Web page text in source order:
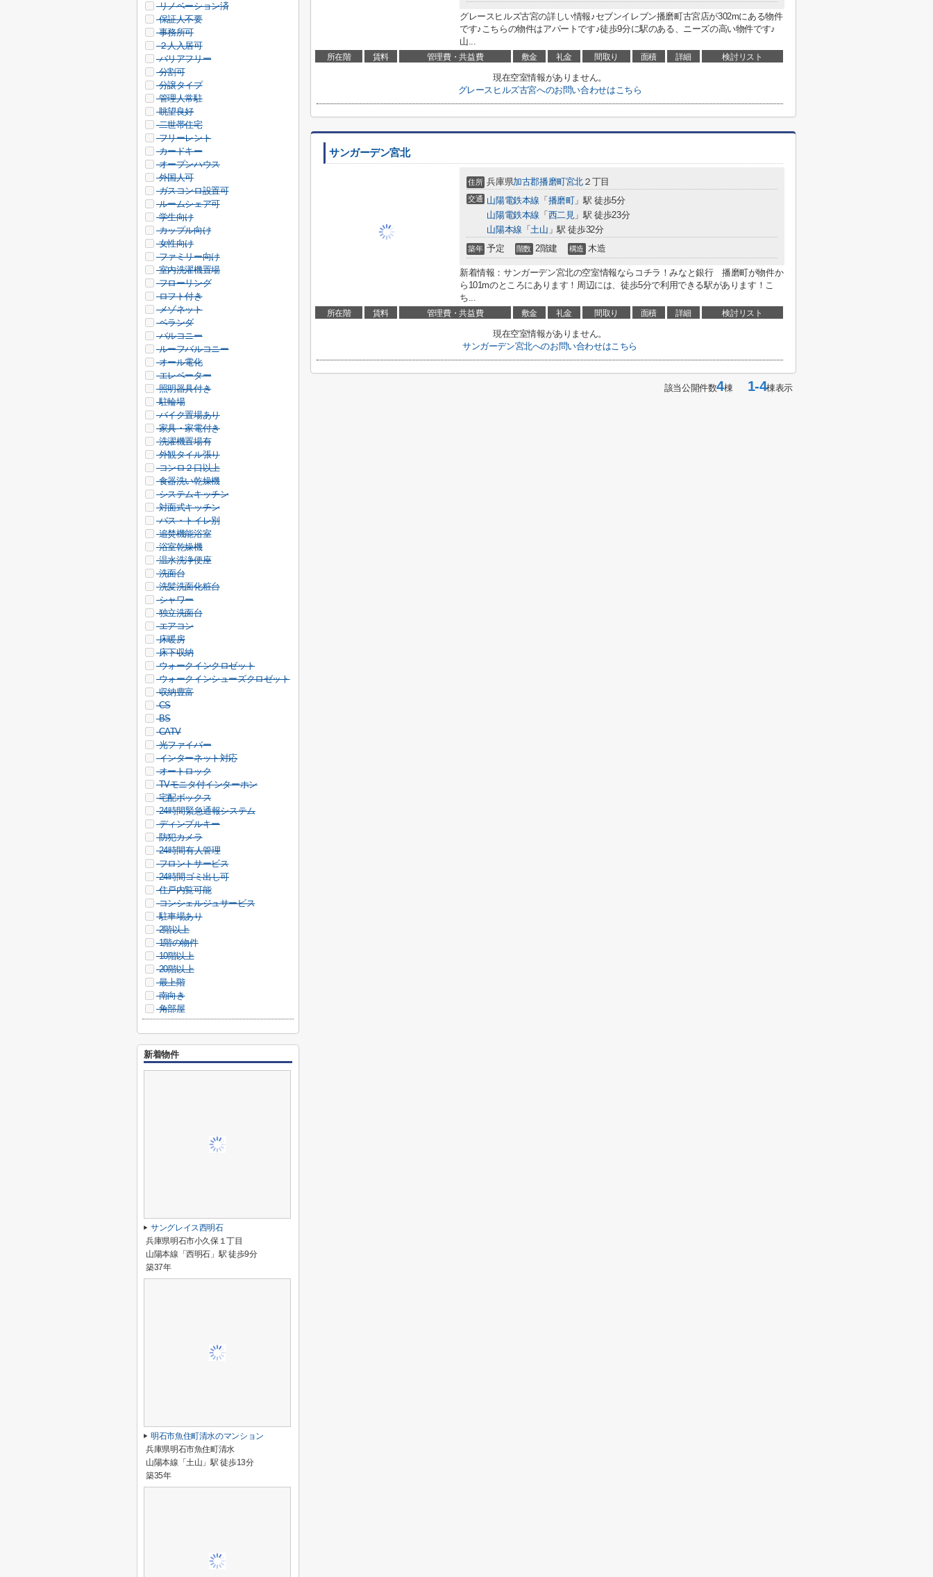
グレースヒルズ古宮の詳しい情報♪セブンイレブン播磨町古宮店が302mにある物件
です♪こちらの物件はアパートです♪徒歩9分に駅のある、ニーズの高い物件です♪
山...
所在階 賃料 管理費・共益費 敷金 礼金 間取り 面積 詳細 検討リスト
現在空室情報がありません。
グレースヒルズ古宮へのお問い合わせはこちら
サンガーデン宮北
住所 兵庫県加古郡播磨町宮北 ２丁目
交通 山陽電鉄本線 「 播磨町」駅 徒歩5分
山陽電鉄本線 「 西二見」駅 徒歩23分
山陽本線 「土山 」駅 徒歩32分
築年 予定 階数 2階建 構造 木造
新着情報：サンガーデン宮北の空室情報ならコチラ！みなと銀行 播磨町が物件か
ら101mのところにあります！周辺には、徒歩5分で利用できる駅があります！こ
ち...
所在階 賃料 管理費・共益費 敷金 礼金 間取り 面積 詳細 検討リスト
現在空室情報がありません。
サンガーデン宮北へのお問い合わせはこちら
該当公開件数4棟 1-4棟表示
リノベーション済
保証人不要
事務所可
２人入居可
バリアフリー
分割可
分譲タイプ
管理人常駐
眺望良好
二世帯住宅
フリーレント
カードキー
オープンハウス
外国人可
ガスコンロ設置可
ルームシェア可
学生向け
カップル向け
女性向け
ファミリー向け
室内洗濯機置場
フローリング
ロフト付き
メゾネット
ベランダ
バルコニー
ルーフバルコニー
オール電化
エレベーター
照明器具付き
駐輪場
バイク置場あり
家具・家電付き
洗濯機置場有
外観タイル張り
コンロ２口以上
食器洗い乾燥機
システムキッチン
対面式キッチン
バス・トイレ別
追焚機能浴室
浴室乾燥機
温水洗浄便座
洗面台
洗髪洗面化粧台
シャワー
独立洗面台
エアコン
床暖房
床下収納
ウォークインクロゼット
ウォークインシューズクロゼット
収納豊富
CS
BS
CATV
光ファイバー
インターネット対応
オートロック
TVモニタ付インターホン
宅配ボックス
24時間緊急通報システム
ディンプルキー
防犯カメラ
24時間有人管理
フロントサービス
24時間ゴミ出し可
住戸内覧可能
コンシェルジュサービス
駐車場あり
2階以上
1階の物件
10階以上
20階以上
最上階
南向き
角部屋
新着物件
サングレイス西明石
兵庫県明石市小久保１丁目
山陽本線「西明石」駅 徒歩9分
築37年
明石市魚住町清水のマンション
兵庫県明石市魚住町清水
山陽本線「土山」駅 徒歩13分
築35年